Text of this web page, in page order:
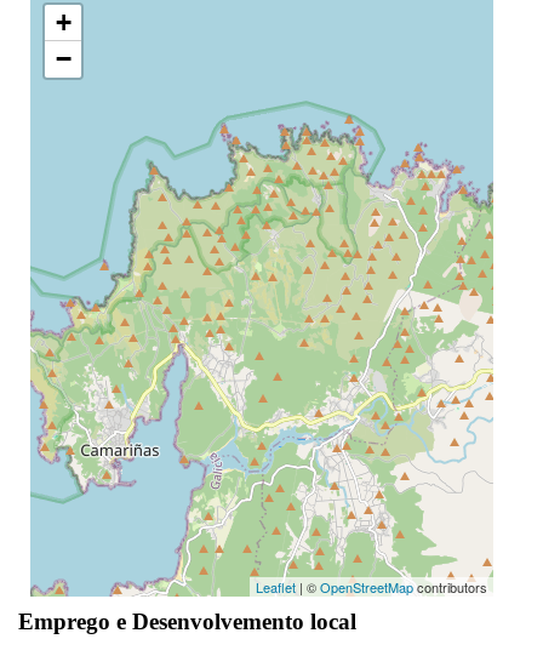
+
−
Leaflet | ©OpenStreetMapcontributors
Emprego e Desenvolvemento local